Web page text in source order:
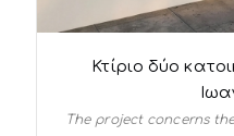
Κτίριο δύο
The project concerns